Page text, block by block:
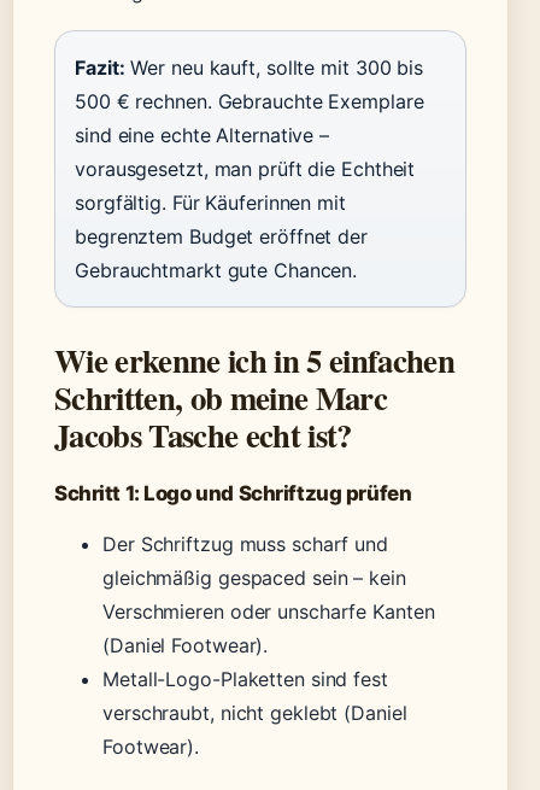
Fazit: Wer neu kauft, sollte mit 300 bis
500 € rechnen. Gebrauchte Exemplare
sind eine echte Alternative –
vorausgesetzt, man prüft die Echtheit
sorgfältig. Für Käuferinnen mit
begrenztem Budget eröffnet der
Gebrauchtmarkt gute Chancen.
Wie erkenne ich in 5 einfachen
Schritten, ob meine Marc
Jacobs Tasche echt ist?
Schritt 1: Logo und Schriftzug prüfen
Der Schriftzug muss scharf und
gleichmäßig gespaced sein – kein
Verschmieren oder unscharfe Kanten
(Daniel Footwear).
Metall-Logo-Plaketten sind fest
verschraubt, nicht geklebt (Daniel
Footwear).